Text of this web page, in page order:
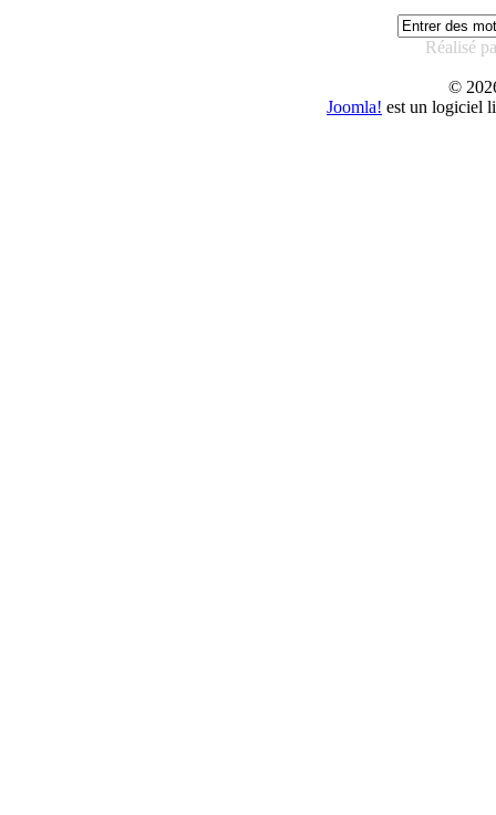
Réalisé
©
Joomla! est un logiciel